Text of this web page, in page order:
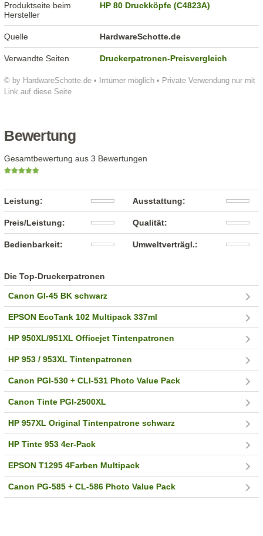
© by HardwareSchotte.de • Irrtümer möglich • Private Verwendung nur mit
Link auf diese Seite
Produktseite beim
Hersteller
HP 80 Druckköpfe (C4823A)
Quelle HardwareSchotte.de
Verwandte Seiten Druckerpatronen-Preisvergleich
Bewertung
Gesamtbewertung aus 3 Bewertungen
Leistung: Ausstattung:
Preis/Leistung: Qualität:
Bedienbarkeit: Umweltverträgl.:
Die Top-Druckerpatronen
Canon GI-45 BK schwarz
EPSON EcoTank 102 Multipack 337ml
HP 950XL/951XL Officejet Tintenpatronen
HP 953 / 953XL Tintenpatronen
Canon PGI-530 + CLI-531 Photo Value Pack
Canon Tinte PGI-2500XL
HP 957XL Original Tintenpatrone schwarz
HP Tinte 953 4er-Pack
EPSON T1295 4Farben Multipack
Canon PG-585 + CL-586 Photo Value Pack